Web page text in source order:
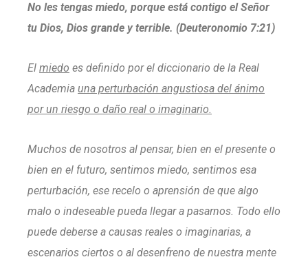
No les tengas miedo, porque está contigo el Señor
tu Dios, Dios grande y terrible. (Deuteronomio 7:21)
El miedo es definido por el diccionario de la Real
Academia una perturbación angustiosa del ánimo
por un riesgo o daño real o imaginario.
Muchos de nosotros al pensar, bien en el presente o
bien en el futuro, sentimos miedo, sentimos esa
perturbación, ese recelo o aprensión de que algo
malo o indeseable pueda llegar a pasarnos. Todo ello
puede deberse a causas reales o imaginarias, a
escenarios ciertos o al desenfreno de nuestra mente